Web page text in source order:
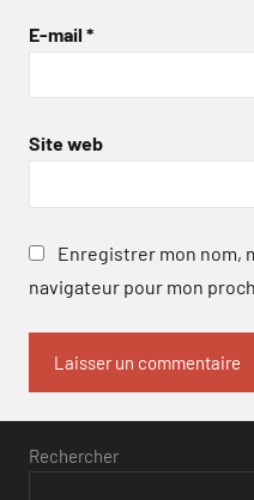
E-mail *
Site web
Enregistrer mon nom,
navigateur pour mon
Rechercher